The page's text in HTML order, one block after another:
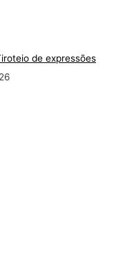
de expressões